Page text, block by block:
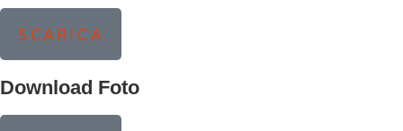
SCARICA
Download Foto